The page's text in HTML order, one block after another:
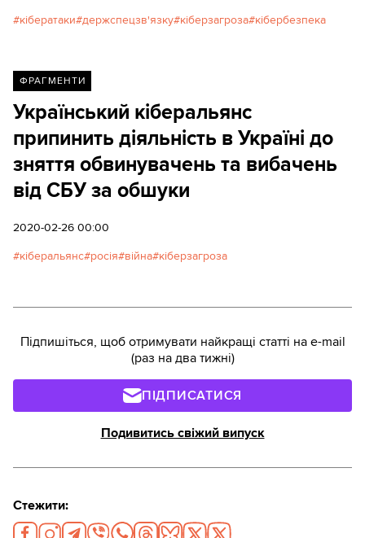
кібератаки держспецзв'язку кіберзагроза кібербезпека
ФРАГМЕНТИ
Український кіберальянс
припинить діяльність в Україні до
зняття обвинувачень та вибачень
від СБУ за обшуки
2020-02-26 00:00
кіберальянс росія війна кіберзагроза
Підпишіться, щоб отримувати найкращі статті на e-mail
(раз на два тижні)
ПІДПИСАТИСЯ
Подивитись свіжий випуск
Стежити: